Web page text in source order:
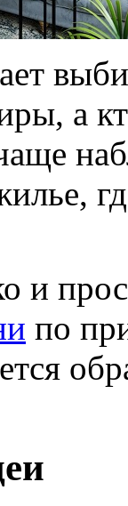
а
и
по